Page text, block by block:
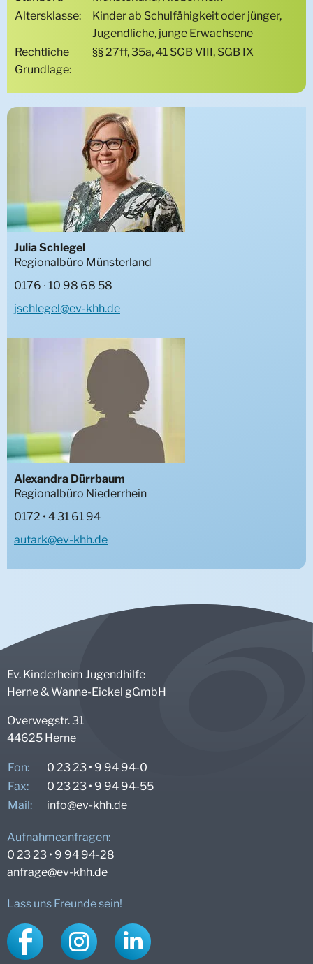
Altersklasse:
Kinder ab Schulfähigkeit oder jünger,
Jugendliche, junge Erwachsene
Rechtliche
Grundlage:
§§ 27ff, 35a, 41 SGB VIII, SGB IX
Julia Schlegel
Regionalbüro Münsterland
0176 ∙ 10 98 68 58
jschlegel@ev-khh.de
Alexandra Dürrbaum
Regionalbüro Niederrhein
0172 • 4 31 61 94
autark@ev-khh.de
Ev. Kinderheim Jugendhilfe
Herne & Wanne-Eickel gGmbH
Overwegstr. 31
44625 Herne
Fon:
0 23 23 • 9 94 94-0
Fax:
0 23 23 • 9 94 94-55
Mail:
info@ev-khh.de
Aufnahmeanfragen:
0 23 23 • 9 94 94-28
anfrage@ev-khh.de
Lass uns Freunde sein!